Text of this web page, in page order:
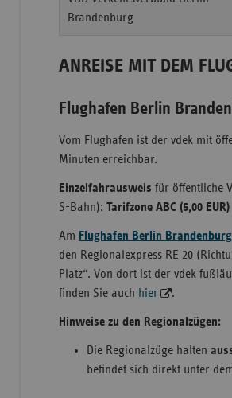
Brandenburg
ANREISE MIT DEM
Flughafen Berlin
Vom Flughafen ist der vdek mit
Minuten erreichbar.
Einzelfahrausweis für öffentliche
S-Bahn):Tarifzone ABC (5,00 EUR)
Am Flughafen Berlin Brandenburg
den Regionalexpress RE 20
Platz“. Von dort ist der vdek
finden Sie auch hier .
Hinweise zu den Regionalzügen:
Die Regionalzüge halten
befindet sich direkt unter